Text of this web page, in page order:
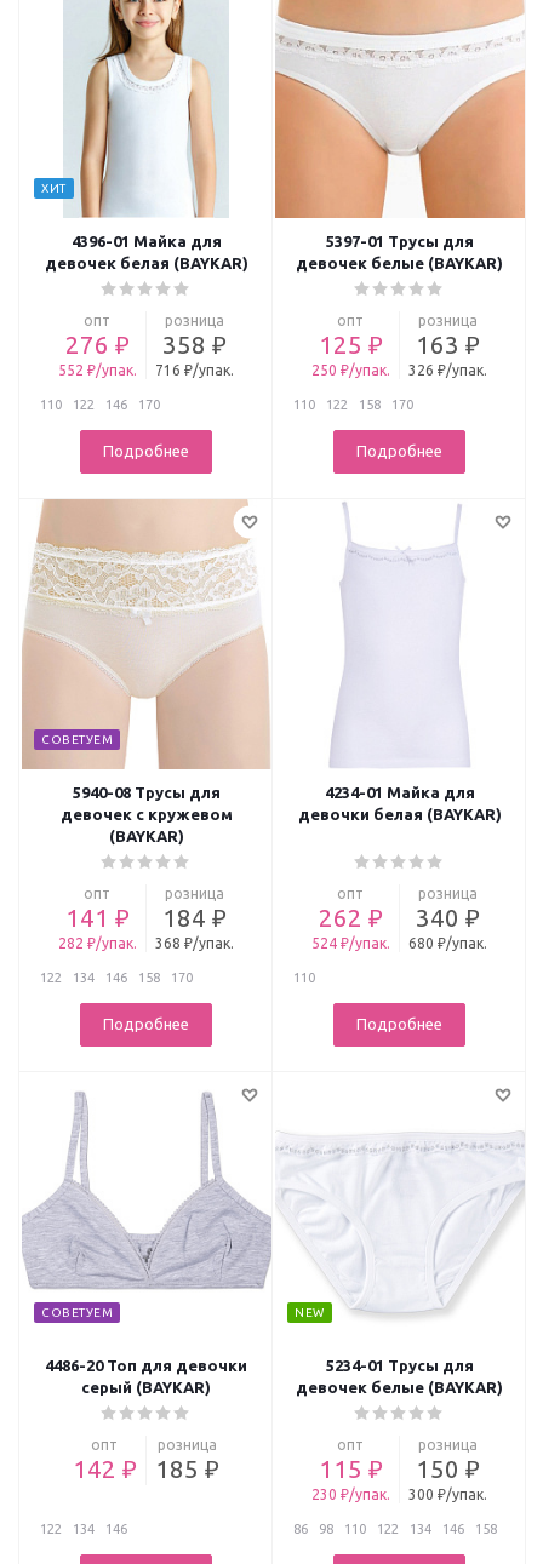
ХИТ
4396-01 Майка для
девочек белая (BAYKAR)
опт
276 ₽
552 ₽/упак.
розница
358 ₽
716 ₽/упак.
110 122 146 170
Подробнее
5397-01 Трусы для
девочек белые (BAYKAR)
опт
125 ₽
250 ₽/упак.
розница
163 ₽
326 ₽/упак.
110 122 158 170
Подробнее
СОВЕТУЕМ
5940-08 Трусы для
девочек с кружевом
(BAYKAR)
опт
141 ₽
282 ₽/упак.
розница
184 ₽
368 ₽/упак.
122 134 146 158 170
Подробнее
4234-01 Майка для
девочки белая (BAYKAR)
опт
262 ₽
524 ₽/упак.
розница
340 ₽
680 ₽/упак.
110
Подробнее
СОВЕТУЕМ
4486-20 Топ для девочки
серый (BAYKAR)
опт
142 ₽
розница
185 ₽
122 134 146
NEW
5234-01 Трусы для
девочек белые (BAYKAR)
опт
115 ₽
230 ₽/упак.
розница
150 ₽
300 ₽/упак.
86 98 110 122 134 146
158